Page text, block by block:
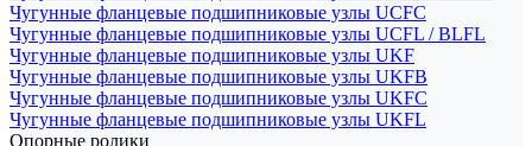
Чугунные фланцевые подшипниковые узлы UCFC
Чугунные фланцевые подшипниковые узлы UCFL / BLFL
Чугунные фланцевые подшипниковые узлы UKF
Чугунные фланцевые подшипниковые узлы UKFB
Чугунные фланцевые подшипниковые узлы UKFC
Чугунные фланцевые подшипниковые узлы UKFL
Опорные ролики